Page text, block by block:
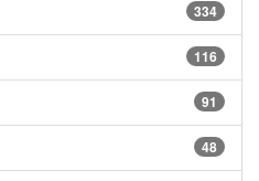
334
116
91
48